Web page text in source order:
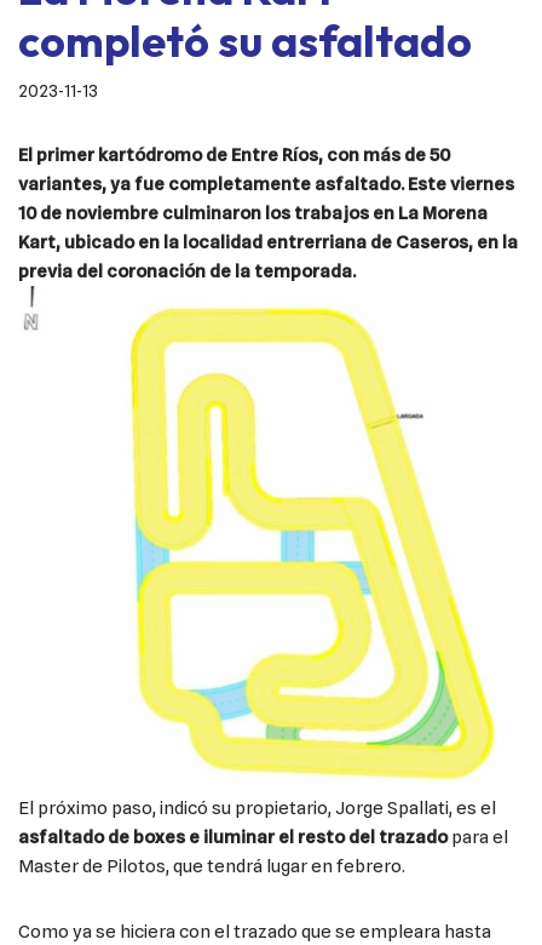
completó su asfaltado
2023-11-13
El primer kartódromo de Entre Ríos, con más de 50
variantes, ya fue completamente asfaltado. Este viernes
10 de noviembre culminaron los trabajos en La Morena
Kart, ubicado en la localidad entrerriana de Caseros, en la
previa del coronación de la temporada.
El próximo paso, indicó su propietario, Jorge Spallati, es el
asfaltado de boxes e iluminar el resto del trazadopara el
Master de Pilotos, que tendrá lugar en febrero.
Como ya se hiciera con el trazado que se empleara hasta